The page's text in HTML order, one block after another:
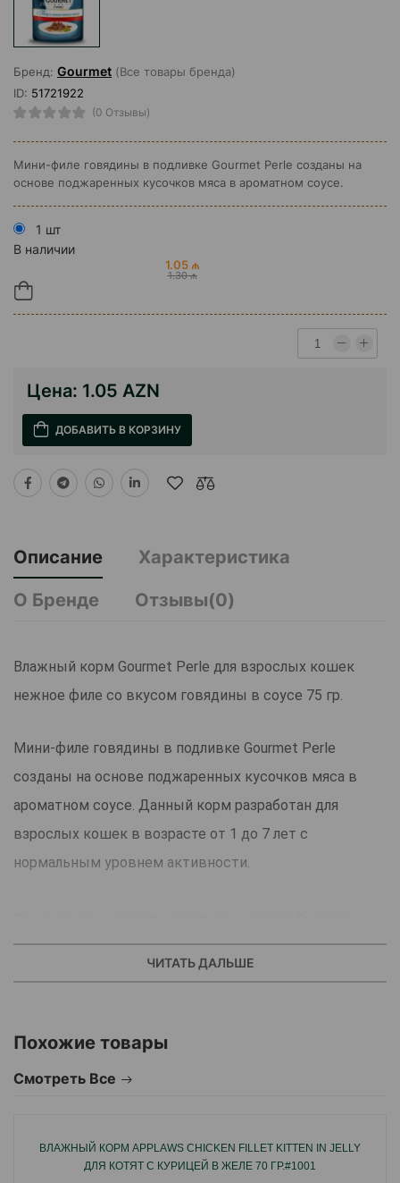
Бренд: Gourmet (Все товары бренда)
ID: 51721922
(0 Отзывы)
Мини-филе говядины в подливке Gourmet Perle созданы на
основе поджаренных кусочков мяса в ароматном соусе.
1 шт
В наличии
1.05 ₼
1.30 ₼
Цена: 1.05 AZN
ДОБАВИТЬ В КОРЗИНУ
Описание
Характеристика
О Бренде
Отзывы(0)
Влажный корм Gourmet Perle для взрослых кошек
нежное филе со вкусом говядины в соусе 75 гр.
Мини-филе говядины в подливке Gourmet Perle
созданы на основе поджаренных кусочков мяса в
ароматном соусе. Данный корм разработан для
взрослых кошек в возрасте от 1 до 7 лет с
нормальным уровнем активности.
очень трудно выбрать то, что ей нравится.
Мини-филе в подливке Гурме созданы на основе
Полноценный консервированный корм для взрослых
Данный корм разработан для взрослых кошек в
возрасте от 1 до 7 лет с нормальным уровнем
ЧИТАТЬ ДАЛЬШЕ
Похожие товары
Смотреть Все
ВЛАЖНЫЙ КОРМ APPLAWS CHICKEN FILLET KITTEN IN JELLY
ДЛЯ КОТЯТ С КУРИЦЕЙ В ЖЕЛЕ 70 ГР.#1001